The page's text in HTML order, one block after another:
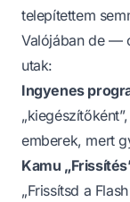
telepítettem
Valójában de —
utak:
Ingyenes
emberek, mert
Kamu
„Frissítsd a